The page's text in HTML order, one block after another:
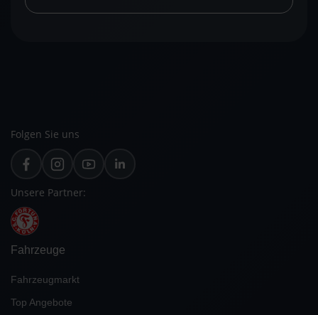
Folgen Sie uns
Unsere Partner:
Fahrzeuge
Fahrzeugmarkt
Top Angebote